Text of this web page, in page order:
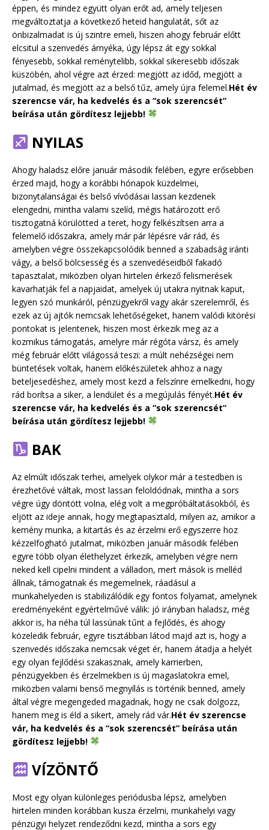
éppen, és mindez együtt olyan erőt ad, amely teljesen
megváltoztatja a következő heteid hangulatát, sőt az
önbizalmadat is új szintre emeli, hiszen ahogy február előtt
elcsitul a szenvedés árnyéka, úgy lépsz át egy sokkal
fényesebb, sokkal reménytelibb, sokkal sikeresebb időszak
küszöbén, ahol végre azt érzed: megjött az időd, megjött a
jutalmad, és megjött az a belső tűz, amely újra felemel.Hét év
szerencse vár, ha kedvelés és a “sok szerencsét”
beírása után gördítesz lejjebb!
NYILAS
Ahogy haladsz előre január második felében, egyre erősebben
érzed majd, hogy a korábbi hónapok küzdelmei,
bizonytalanságai és belső vívódásai lassan kezdenek
elengedni, mintha valami szelíd, mégis határozott erő
tisztogatná körülötted a teret, hogy felkészítsen arra a
felemelő időszakra, amely már pár lépésre vár rád, és
amelyben végre összekapcsolódik benned a szabadság iránti
vágy, a belső bölcsesség és a szenvedéseidből fakadó
tapasztalat, miközben olyan hirtelen érkező felismerések
kavarhatják fel a napjaidat, amelyek új utakra nyitnak kaput,
legyen szó munkáról, pénzügyekről vagy akár szerelemről, és
ezek az új ajtók nemcsak lehetőségeket, hanem valódi kitörési
pontokat is jelentenek, hiszen most érkezik meg az a
kozmikus támogatás, amelyre már régóta vársz, és amely
még február előtt világossá teszi: a múlt nehézségei nem
büntetések voltak, hanem előkészületek ahhoz a nagy
beteljesedéshez, amely most kezd a felszínre emelkedni, hogy
rád borítsa a siker, a lendület és a megújulás fényét.Hét év
szerencse vár, ha kedvelés és a “sok szerencsét”
beírása után gördítesz lejjebb!
BAK
Az elmúlt időszak terhei, amelyek olykor már a testedben is
érezhetővé váltak, most lassan feloldódnak, mintha a sors
végre úgy döntött volna, elég volt a megpróbáltatásokból, és
eljött az ideje annak, hogy megtapasztald, milyen az, amikor a
kemény munka, a kitartás és az érzelmi erő egyszerre hoz
kézzelfogható jutalmat, miközben január második felében
egyre több olyan élethelyzet érkezik, amelyben végre nem
neked kell cipelni mindent a válladon, mert mások is melléd
állnak, támogatnak és megemelnek, ráadásul a
munkahelyeden is stabilizálódik egy fontos folyamat, amelynek
eredményeként egyértelművé válik: jó irányban haladsz, még
akkor is, ha néha túl lassúnak tűnt a fejlődés, és ahogy
közeledik február, egyre tisztábban látod majd azt is, hogy a
szenvedés időszaka nemcsak véget ér, hanem átadja a helyét
egy olyan fejlődési szakasznak, amely karrierben,
pénzügyekben és érzelmekben is új magaslatokra emel,
miközben valami benső megnyílás is történik benned, amely
által végre megengeded magadnak, hogy ne csak dolgozz,
hanem meg is éld a sikert, amely rád vár.Hét év szerencse
vár, ha kedvelés és a “sok szerencsét” beírása után
gördítesz lejjebb!
VÍZÖNTŐ
Most egy olyan különleges periódusba lépsz, amelyben
hirtelen minden korábban kusza érzelmi, munkahelyi vagy
pénzügyi helyzet rendeződni kezd, mintha a sors egy